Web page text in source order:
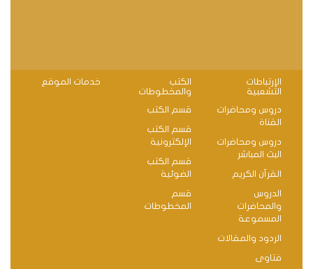
الإرتباطات
التشعبية
دروس ومحاضرات
القناة
دروس ومحاضرات
البث المباشر
القرآن الكريم
الدروس
والمحاضرات
المسموعة
الردود والمقالات
فتاوى
الكتب
والمخطوطات
قسم الكتب
قسم الكتب
الإلكترونية
قسم الكتب
الضوئية
قسم
المخطوطات
خدمات الموقع